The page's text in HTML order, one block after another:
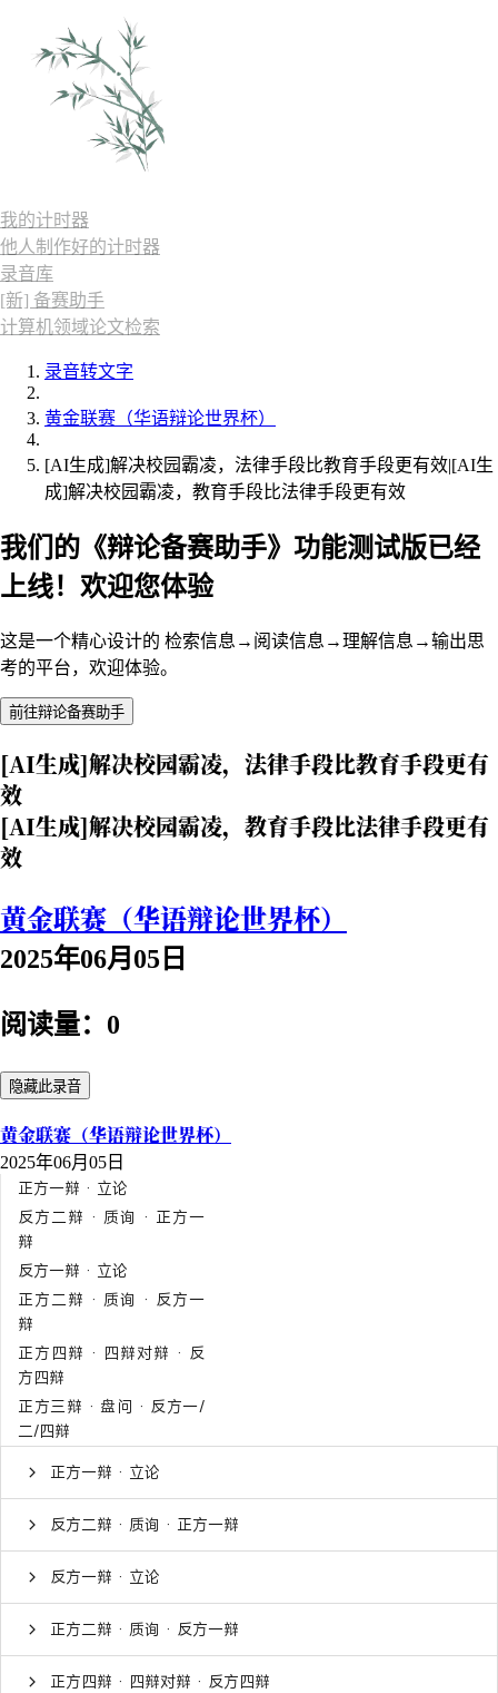
我的计时器
他人制作好的计时器
录音库
[新] 备赛助手
计算机领域论文检索
录音转文字
黄金联赛（华语辩论世界杯）
[AI生成]解决校园霸凌，法律手段比教育手段更有效|[AI生
成]解决校园霸凌，教育手段比法律手段更有效
我们的《辩论备赛助手》功能测试版已经
上线！欢迎您体验
这是一个精心设计的 检索信息→阅读信息→理解信息→输出思
考的平台，欢迎体验。
前往辩论备赛助手
[AI生成]解决校园霸凌，法律手段比教育手段更有
效
[AI生成]解决校园霸凌，教育手段比法律手段更有
效
黄金联赛（华语辩论世界杯）
2025年06月05日
阅读量：0
隐藏此录音
黄金联赛（华语辩论世界杯）
2025年06月05日
正方一辩 · 立论
反方二辩 · 质询 · 正方一
辩
反方一辩 · 立论
正方二辩 · 质询 · 反方一
辩
正方四辩 · 四辩对辩 · 反
方四辩
正方三辩 · 盘问 · 反方一/
二/四辩
正方一辩 · 立论
反方二辩 · 质询 · 正方一辩
反方一辩 · 立论
正方二辩 · 质询 · 反方一辩
正方四辩 · 四辩对辩 · 反方四辩